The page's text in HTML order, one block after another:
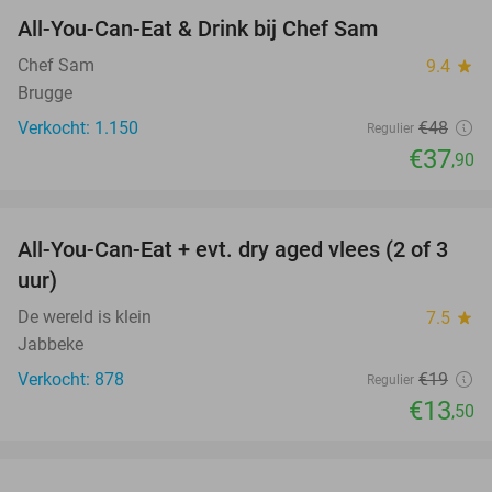
All-You-Can-Eat & Drink bij Chef Sam
Chef Sam 9.4 star
Brugge
Verkocht: 1.150
Regulier €48
€37,90
29%
All-You-Can-Eat + evt. dry aged vlees (2 of 3
uur)
De wereld is klein 7.5 star
Jabbeke
Verkocht: 878
Regulier €19
€13,50